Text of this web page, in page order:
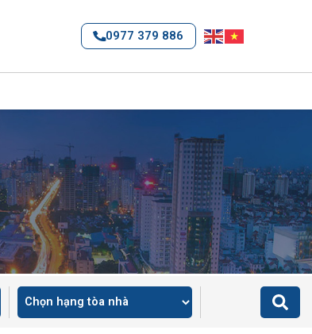
0977 379 886